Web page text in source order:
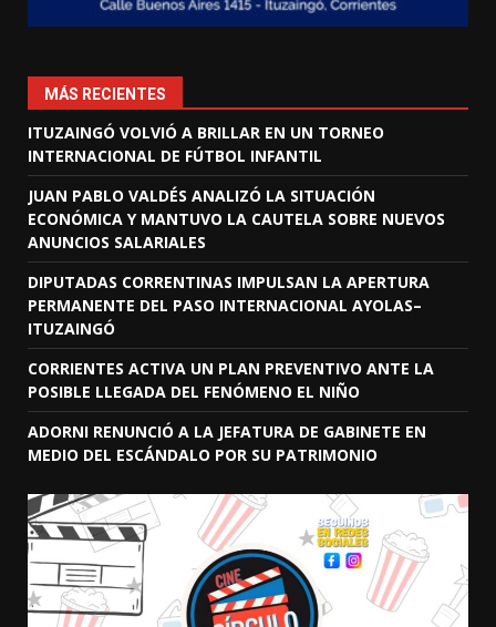
MÁS RECIENTES
ITUZAINGÓ VOLVIÓ A BRILLAR EN UN TORNEO
INTERNACIONAL DE FÚTBOL INFANTIL
JUAN PABLO VALDÉS ANALIZÓ LA SITUACIÓN
ECONÓMICA Y MANTUVO LA CAUTELA SOBRE NUEVOS
ANUNCIOS SALARIALES
DIPUTADAS CORRENTINAS IMPULSAN LA APERTURA
PERMANENTE DEL PASO INTERNACIONAL AYOLAS–
ITUZAINGÓ
CORRIENTES ACTIVA UN PLAN PREVENTIVO ANTE LA
POSIBLE LLEGADA DEL FENÓMENO EL NIÑO
ADORNI RENUNCIÓ A LA JEFATURA DE GABINETE EN
MEDIO DEL ESCÁNDALO POR SU PATRIMONIO